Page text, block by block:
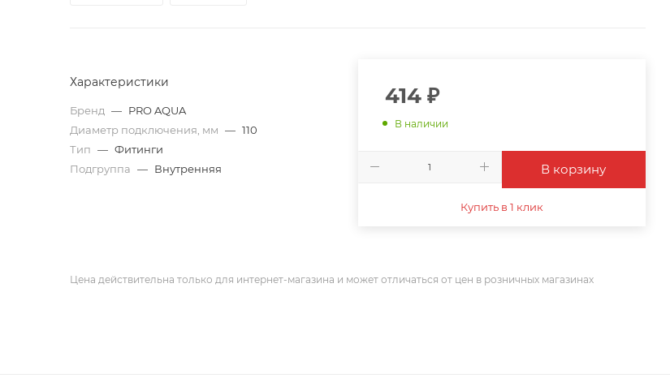
Характеристики
Бренд — PRO AQUA
Диаметр подключения, мм — 110
Тип — Фитинги
Подгруппа — Внутренняя
414₽
В наличии
В корзину
Купить в 1 клик
Цена действительна только для интернет-магазина и может отличаться от цен в розничных магазинах